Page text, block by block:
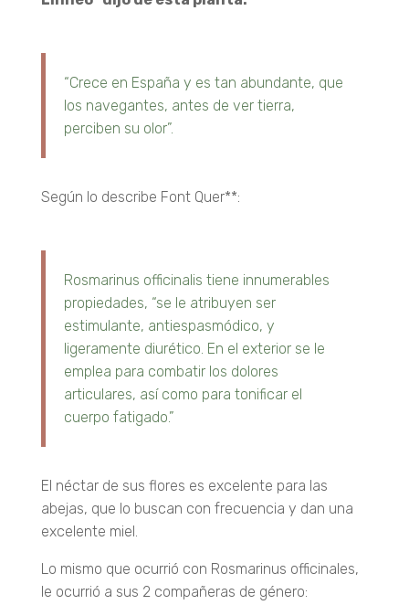
“Crece en España y es tan abundante, que
los navegantes, antes de ver tierra,
perciben su olor”.
Según lo describe Font Quer**:
Rosmarinus officinalis tiene innumerables
propiedades, “se le atribuyen ser
estimulante, antiespasmódico, y
ligeramente diurético. En el exterior se le
emplea para combatir los dolores
articulares, así como para tonificar el
cuerpo fatigado.”
El néctar de sus flores es excelente para las
abejas, que lo buscan con frecuencia y dan una
excelente miel.
Lo mismo que ocurrió con Rosmarinus officinales,
le ocurrió a sus 2 compañeras de género: